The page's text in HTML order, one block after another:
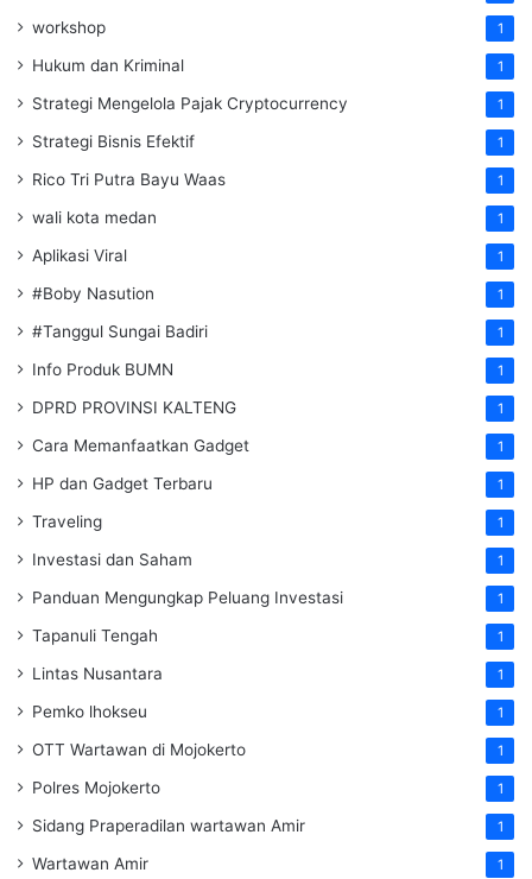
workshop 1
Hukum dan Kriminal 1
Strategi Mengelola Pajak Cryptocurrency 1
Strategi Bisnis Efektif 1
Rico Tri Putra Bayu Waas 1
wali kota medan 1
Aplikasi Viral 1
#Boby Nasution 1
#Tanggul Sungai Badiri 1
Info Produk BUMN 1
DPRD PROVINSI KALTENG 1
Cara Memanfaatkan Gadget 1
HP dan Gadget Terbaru 1
Traveling 1
Investasi dan Saham 1
Panduan Mengungkap Peluang Investasi 1
Tapanuli Tengah 1
Lintas Nusantara 1
Pemko lhokseu 1
OTT Wartawan di Mojokerto 1
Polres Mojokerto 1
Sidang Praperadilan wartawan Amir 1
Wartawan Amir 1